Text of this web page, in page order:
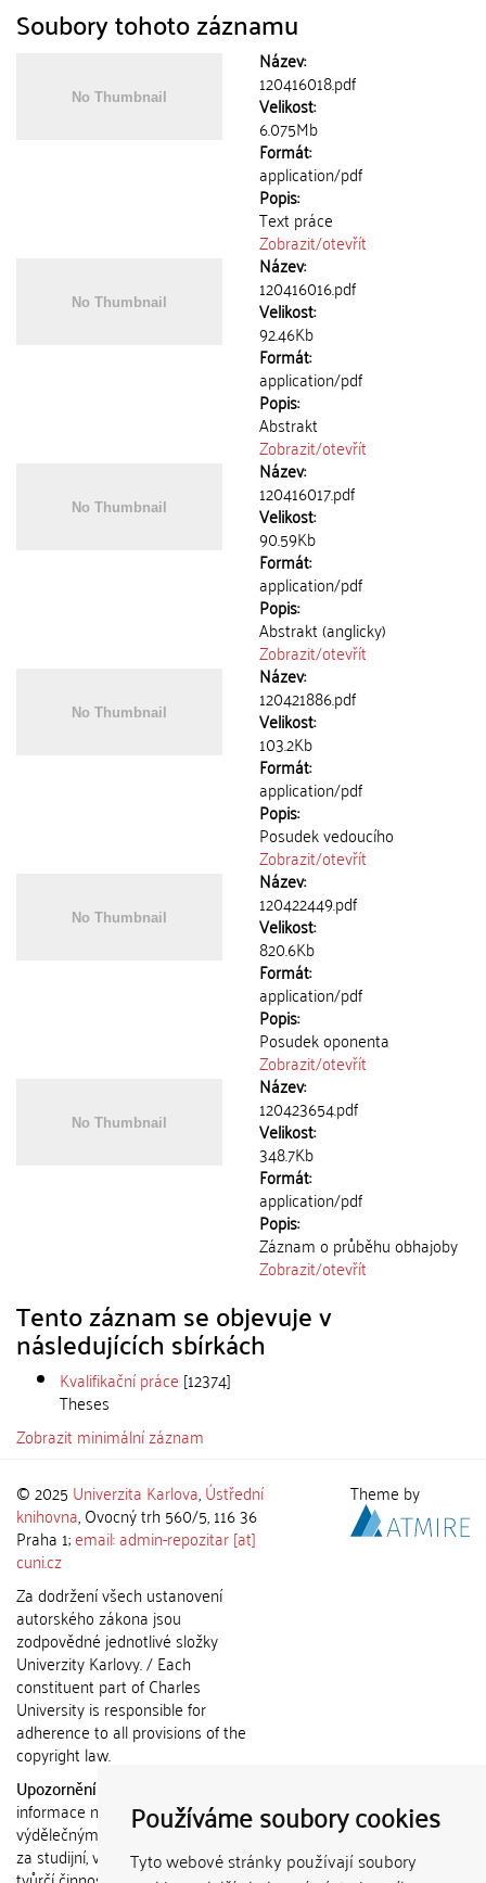
Používáme soubory cookies
Tyto webové stránky používají soubory
Soubory tohoto záznamu
Název:
120416018.pdf
Velikost:
6.075Mb
Formát:
application/pdf
Popis:
Text práce
Zobrazit/otevřít
Název:
120416016.pdf
Velikost:
92.46Kb
Formát:
application/pdf
Popis:
Abstrakt
Zobrazit/otevřít
Název:
120416017.pdf
Velikost:
90.59Kb
Formát:
application/pdf
Popis:
Abstrakt (anglicky)
Zobrazit/otevřít
Název:
120421886.pdf
Velikost:
103.2Kb
Formát:
application/pdf
Popis:
Posudek vedoucího
Zobrazit/otevřít
Název:
120422449.pdf
Velikost:
820.6Kb
Formát:
application/pdf
Popis:
Posudek oponenta
Zobrazit/otevřít
Název:
120423654.pdf
Velikost:
348.7Kb
Formát:
application/pdf
Popis:
Záznam o průběhu obhajoby
Zobrazit/otevřít
Tento záznam se objevuje v
následujících sbírkách
Kvalifikační práce [12374]
Theses
Zobrazit minimální záznam
© 2025 Univerzita Karlova,Ústřední
knihovna, Ovocný trh 560/5, 116 36
Praha 1;email: admin-repozitar [at]
cuni.cz
Za dodržení všech ustanovení
autorského zákona jsou
zodpovědné jednotlivé složky
Univerzity Karlovy. / Each
constituent part of Charles
University is responsible for
adherence to all provisions of the
copyright law.
Upozornění / Notice:
informace nemohou být použity k
výdělečným účelům nebo vydávány
za studijní, vědeckou nebo jinou
Theme by